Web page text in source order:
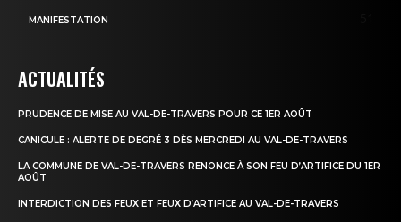
MANIFESTATION
ACTUALITÉS
PRUDENCE DE MISE AU VAL-DE-TRAVERS POUR CE 1ER AOÛT
CANICULE : ALERTE DE DEGRÉ 3 DÈS MERCREDI AU VAL-DE-TRAVERS
LA COMMUNE DE VAL-DE-TRAVERS RENONCE À SON FEU D’ARTIFICE DU 1ER
AOÛT
INTERDICTION DES FEUX ET FEUX D’ARTIFICE AU VAL-DE-TRAVERS